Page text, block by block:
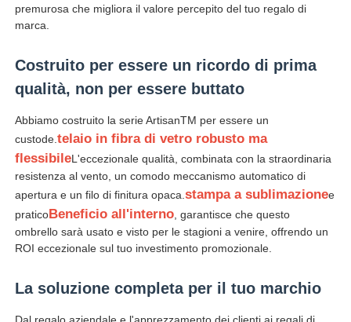
Ombrelli UV resistenti
Ombrelli per bambini
Ombrelli creativi
premurosa che migliora il valore percepito del tuo regalo di
marca.
Costruito per essere un ricordo di prima
qualità, non per essere buttato
Abbiamo costruito la serie ArtisanTM per essere un
custode.telaio in fibra di vetro robusto ma
flessibileL'eccezionale qualità, combinata con la straordinaria
resistenza al vento, un comodo meccanismo automatico di
apertura e un filo di finitura opaca.stampa a sublimazionee
praticoBeneficio all'interno , garantisce che questo
ombrello sarà usato e visto per le stagioni a venire, offrendo un
ROI eccezionale sul tuo investimento promozionale.
La soluzione completa per il tuo marchio
Dal regalo aziendale e l'apprezzamento dei clienti ai regali di